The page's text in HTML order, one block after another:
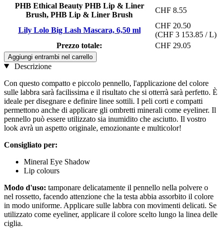
PHB Ethical Beauty PHB Lip & Liner
Brush, PHB Lip & Liner Brush
CHF 8.55
Lily Lolo Big Lash Mascara, 6,50 ml
CHF 20.50
(CHF 3 153.85 / L)
Prezzo totale:
CHF 29.05
Aggiungi entrambi nel carrello
Descrizione
Con questo compatto e piccolo pennello, l'applicazione del colore
sulle labbra sarà facilissima e il risultato che si otterrà sarà perfetto. È
ideale per disegnare e definire linee sottili. I peli corti e compatti
permettono anche di applicare gli ombretti minerali come eyeliner. Il
pennello può essere utilizzato sia inumidito che asciutto. Il vostro
look avrà un aspetto originale, emozionante e multicolor!
Consigliato per:
Mineral Eye Shadow
Lip colours
Modo d'uso: tamponare delicatamente il pennello nella polvere o
nel rossetto, facendo attenzione che la testa abbia assorbito il colore
in modo uniforme. Applicare sulle labbra con movimenti delicati. Se
utilizzato come eyeliner, applicare il colore scelto lungo la linea delle
ciglia.